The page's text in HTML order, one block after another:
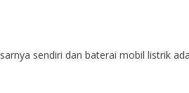
sendiri dan baterai mobil listrik